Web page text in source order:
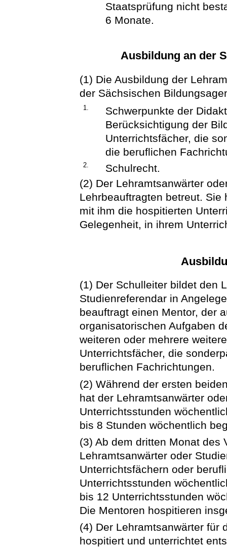
Staatsprüfung nicht
6 Monate.
Ausbildung an der
(1) Die Ausbildung der
der Sächsischen
1.
Schwerpunkte der
Berücksichtigung der
Unterrichtsfächer, die
die beruflichen
2.
Schulrecht.
(2) Der Lehramtsanwärter
Lehrbeauftragten betreut.
mit ihm die hospitierten
Gelegenheit, in ihrem
(1) Der Schulleiter bildet den
Studienreferendar in
beauftragt einen Mentor, der
organisatorischen Aufgaben
weiteren oder mehrere
Unterrichtsfächer, die
beruflichen Fachrichtungen.
(2) Während der ersten
hat der Lehramtsanwärter
Unterrichtsstunden
bis 8 Stunden wöchentlich
(3) Ab dem dritten Monat des
Lehramtsanwärter oder
Unterrichtsfächern oder
Unterrichtsstunden
bis 12 Unterrichtsstunden
Die Mentoren hospitieren
(4) Der Lehramtsanwärter für
hospitiert und unterrichtet